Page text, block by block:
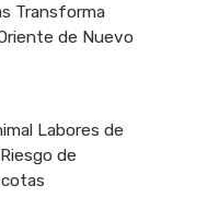
Transforma
de Nuevo
Labores de
de